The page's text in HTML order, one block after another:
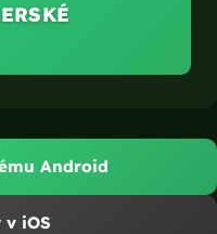
Android
iOS